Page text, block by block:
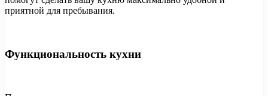
приятной для пребывания.
Функциональность кухни